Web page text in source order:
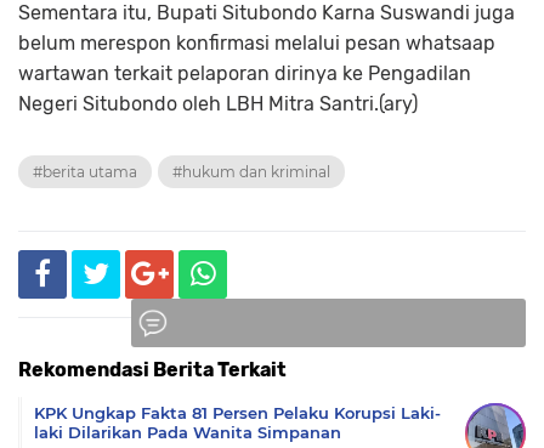
Sementara itu, Bupati Situbondo Karna Suswandi juga
belum merespon konfirmasi melalui pesan whatsaap
wartawan terkait pelaporan dirinya ke Pengadilan
Negeri Situbondo oleh LBH Mitra Santri.(ary)
#berita utama #hukum dan kriminal
Rekomendasi Berita Terkait
KPK Ungkap Fakta 81 Persen Pelaku Korupsi Laki-
laki Dilarikan Pada Wanita Simpanan